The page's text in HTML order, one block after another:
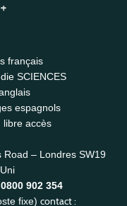
français
SCIENCES
espagnols
accès
Road – Londres SW19
0800 902 354
fixe) contact :